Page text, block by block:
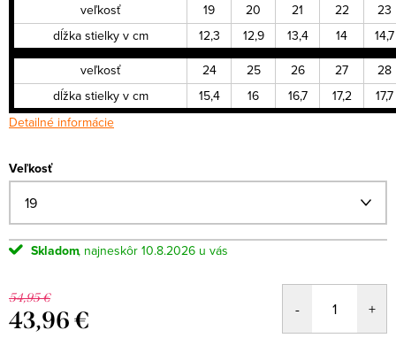
veľkosť 19 20 21 22
23
dĺžka stielky v cm
12,3 12,9 13,4 14
14,7
veľkosť
24 25 26 27
28
dĺžka stielky v cm
15,4 16 16,7 17,2
17,7
Detailné informácie
Veľkosť
Skladom 10.8.2026
54,95 €
43,96 €